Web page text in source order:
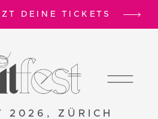
DEINE TICKETS
2026, ZÜRICH